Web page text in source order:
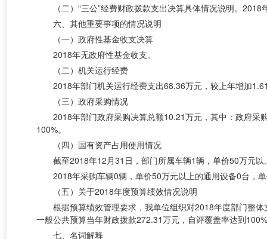
（二）“三公”经费财政拨款支出决算具体情况说明。
六、其他重要事项的情况说明
（一）政府性基金收支决算
2018年无政府性基金收支。
（二）机关运行经费
2018年部门机关运行经费支出68.36万元，较上年增加
（三）政府采购情况
2018年部门政府采购决算总额10.21万元，其中：政府
100%。
（四）国有资产占用使用情况
截至2018年12月31日，部门所属车辆1辆，单价50万元
2018年采购车辆0辆，单价50万元以上的通用设备0台，
（五）关于2018年度预算绩效情况说明
根据预算绩效管理要求，我单位组织对2018年度部门整
一般公共预算当年财政拨款272.31万元，自评覆盖率达到
七、名词解释